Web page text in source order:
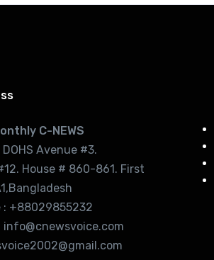
C-NEWS
Avenue #3.
House # 860-861. First
: +88029855232
info@cnewsvoice.com